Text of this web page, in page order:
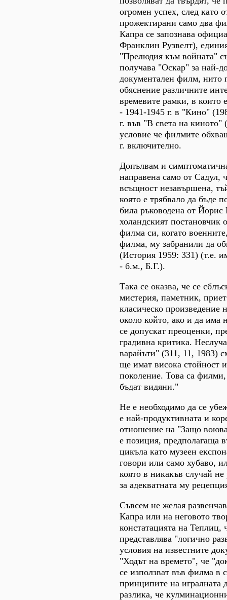
огромен успех, след като
прожектирани само два
Капра се запознава
Франклин Рузвелт),
"Прелюдия към войната"
получава "Оскар" за най-
документален филм, нито
обяснение различните
времевите рамки, в които
- 1941-1945 г. в "Кино"
г. във "В света на киното"
условие че филмите
г. включително.
Допълвам и
направена само от Садул,
всъщност незавършена,
която е трябвало да бъде
била ръководена от
холандският постановчик
филма си, когато
филма, му забранили да
(История 1959: 331) (т.е.
- б.м., Б.Г.).
Така се оказва, че се
мистерия, паметник,
класическо произведение
около който, ако и да има
се допускат преоценки,
градивна критика.
варайъти" (311, 11, 1983)
ще имат висока стойност
поколение. Това са филми,
бъдат видяни."
Не е необходимо да се
е най-продуктивната и
отношение на "Защо
е позиция, предполагаща
цикъла като музеен
говори или само хубаво,
която в никакъв случай
за адекватната му
Съвсем не желая
Капра или на неговото
констатацията на Теплиц,
представлява "логично
условия на известните
"Ходът на времето", че
се използват във филма в
принципите на игралната
разлика, че